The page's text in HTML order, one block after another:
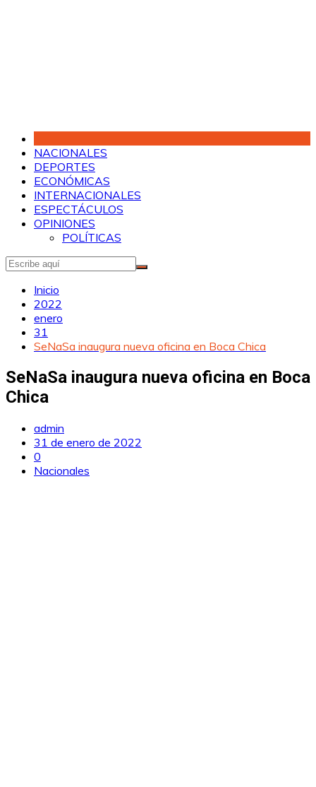
NACIONALES
DEPORTES
ECONÓMICAS
INTERNACIONALES
ESPECTÁCULOS
OPINIONES
POLÍTICAS
Inicio
2022
enero
31
SeNaSa inaugura nueva oficina en Boca Chica
SeNaSa inaugura nueva oficina en Boca
Chica
admin
31 de enero de 2022
0
Nacionales